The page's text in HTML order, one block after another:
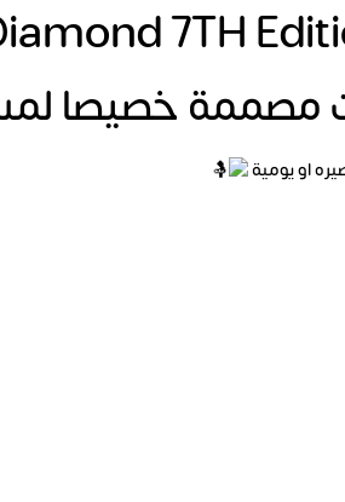
7TH
مصممة خصيصا
او يومية